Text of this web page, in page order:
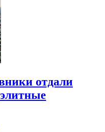
отдали